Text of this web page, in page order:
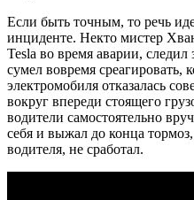
Если быть точным, то речь
инциденте. Некто мистер
Tesla во время аварии,
сумел вовремя среагировать,
электромобиля отказалась
вокруг впереди стоящего
водители самостоятельно
себя и выжал до конца
водителя, не сработал.